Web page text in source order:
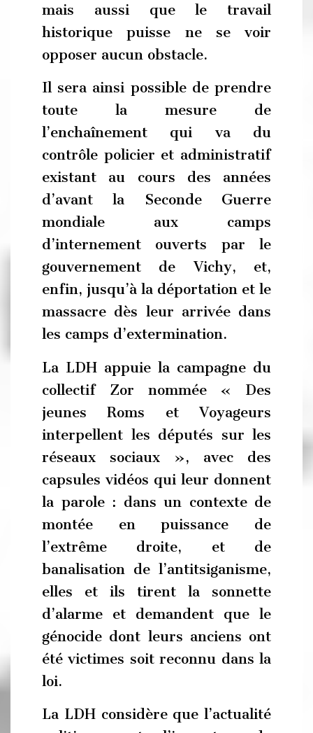
mais aussi que le travail
historique puisse ne se voir
opposer aucun obstacle.
Il sera ainsi possible de prendre
toute la mesure de
l’enchaînement qui va du
contrôle policier et administratif
existant au cours des années
d’avant la Seconde Guerre
mondiale aux camps
d’internement ouverts par le
gouvernement de Vichy, et,
enfin, jusqu’à la déportation et le
massacre dès leur arrivée dans
les camps d’extermination.
La LDH appuie la campagne du
collectif Zor nommée « Des
jeunes Roms et Voyageurs
interpellent les députés sur les
réseaux sociaux », avec des
capsules vidéos qui leur donnent
la parole : dans un contexte de
montée en puissance de
l’extrême droite, et de
banalisation de l’antitsiganisme,
elles et ils tirent la sonnette
d’alarme et demandent que le
génocide dont leurs anciens ont
été victimes soit reconnu dans la
loi.
La LDH considère que l’actualité